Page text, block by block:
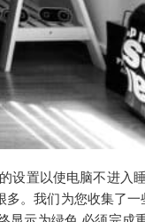
设置以使电脑不进入
。我们为您收集了